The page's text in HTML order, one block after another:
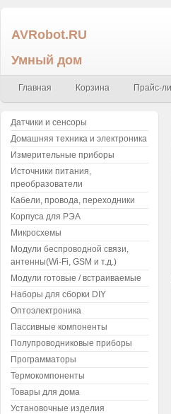
AVRobot.RU
Умный дом
Главная Корзина Прайс-
Датчики и сенсоры
Домашняя техника и электроника
Измерительные приборы
Источники питания,
преобразователи
Кабели, провода, переходники
Корпуса для РЭА
Микросхемы
Модули беспроводной связи,
антенны(Wi-Fi, GSM и т.д.)
Модули готовые / встраиваемые
Наборы для сборки DIY
Оптоэлектроника
Пассивные компоненты
Полупроводниковые приборы
Программаторы
Термокомпоненты
Товары для дома
Установочные изделия